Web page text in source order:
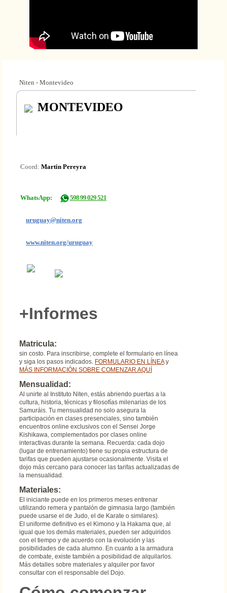
Niten - Montevideo
MONTEVIDEO
Coord: Martin Pereyra
WhatsApp: 598 99 029 521
uruguay@niten.org
www.niten.org/uruguay
+Informes
Matricula:
​sin costo. Para inscribirse, complete el formulario en línea
y siga los pasos indicados. FORMULARIO EN LÍNEAy
MÁS INFORMACIÓN SOBRE COMENZAR AQUÍ
Mensualidad:
Al unirte al Instituto Niten, estás abriendo puertas a la
cultura, historia, técnicas y filosofías milenarias de los
Samuráis. Tu mensualidad no solo asegura la
participación en clases presenciales, sino también
encuentros online exclusivos con el Sensei Jorge
Kishikawa, complementados por clases online
interactivas durante la semana. Recuerda: cada dojo
(lugar de entrenamiento) tiene su propia estructura de
tarifas que pueden ajustarse ocasionalmente. Visita el
dojo más cercano para conocer las tarifas actualizadas de
la mensualidad.
Materiales:
El iniciante puede en los primeros meses entrenar
utilizando remera y pantalón de gimnasia largo (también
puede usarse el de Judo, el de Karate o similares).
El uniforme definitivo es el Kimono y la Hakama que, al
igual que los demás materiales, pueden ser adquiridos
con el tiempo y de acuerdo con la evolución y las
posibilidades de cada alumno. En cuanto a la armadura
de combate, existe también a posibilidad de alquilarlos.
Más detalles sobre materiales y alquiler por favor
consultar con el responsable del Dojo.